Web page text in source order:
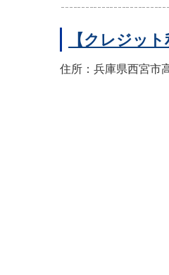
【クレジッ
住所：兵庫県西宮市